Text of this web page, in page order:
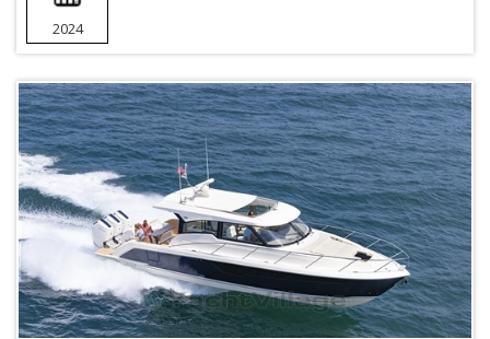
2024